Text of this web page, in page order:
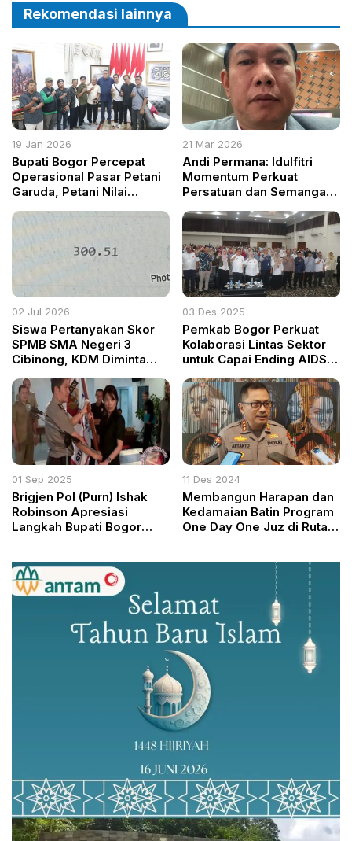
Rekomendasi lainnya
19 Jan 2026
Bupati Bogor Percepat
Operasional Pasar Petani
Garuda, Petani Nilai
21 Mar 2026
Andi Permana: Idulfitri
Momentum Perkuat
Persatuan dan Semangat
02 Jul 2026
Siswa Pertanyakan Skor
SPMB SMA Negeri 3
Cibinong, KDM Diminta
Panggil Panitia Disaksikan
APH
03 Des 2025
Pemkab Bogor Perkuat
Kolaborasi Lintas Sektor
untuk Capai Ending AIDS
01 Sep 2025
Brigjen Pol (Purn) Ishak
Robinson Apresiasi
Langkah Bupati Bogor
Luar Biasa Sampai ke
Tingkat RT
11 Des 2024
Membangun Harapan dan
Kedamaian Batin Program
One Day One Juz di Rutan